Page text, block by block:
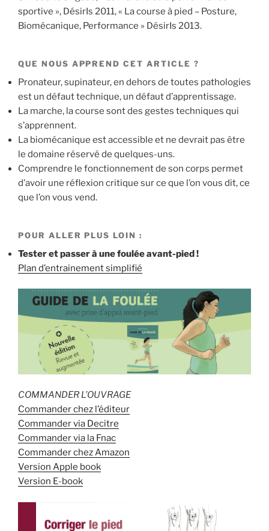
sportive », DésirIs 2011, « La course à pied – Posture,
Biomécanique, Performance » DésirIs 2013.
QUE NOUS APPREND CET ARTICLE ?
Pronateur, supinateur, en dehors de toutes pathologies
est un défaut technique, un défaut d’apprentissage.
La marche, la course sont des gestes techniques qui
s’apprennent.
La biomécanique est accessible et ne devrait pas être
le domaine réservé de quelques-uns.
Comprendre le fonctionnement de son corps permet
d’avoir une réflexion critique sur ce que l’on vous dit, ce
que l’on vous vend.
POUR ALLER PLUS LOIN :
Tester et passer à une foulée avant-pied !
Plan d’entrainement simplifié
COMMANDER L’OUVRAGE
Commander chez l’éditeur
Commander via Decitre
Commander via la Fnac
Commander chez Amazon
Version Apple book
Version E-book